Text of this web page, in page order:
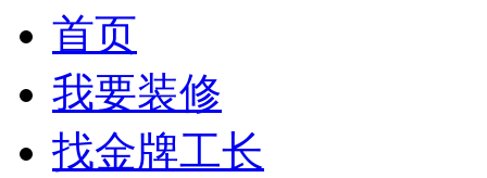
首页
我要装修
找金牌工长